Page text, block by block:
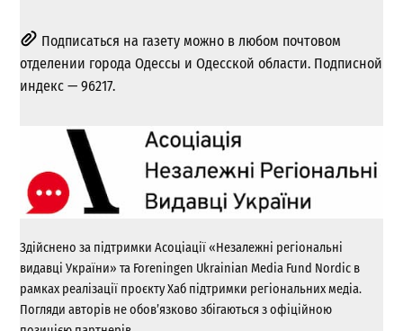
Подписаться на газету можно в любом почтовом
отделении города Одессы и Одесской области. Подписной
индекс — 96217.
Здійснено за підтримки Асоціації «Незалежні регіональні
видавці України» та Foreningen Ukrainian Media Fund Nordic в
рамках реалізації проєкту Хаб підтримки регіональних медіа.
Погляди авторів не обов’язково збігаються з офіційною